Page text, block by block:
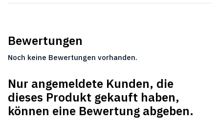
Bewertungen
Noch keine Bewertungen vorhanden.
Nur angemeldete Kunden, die
dieses Produkt gekauft haben,
können eine Bewertung abgeben.